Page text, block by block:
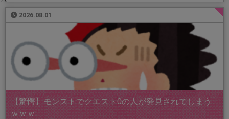
2026.08.01
【驚愕】モンストでクエスト0の人が発見されてしまう
ｗｗｗ